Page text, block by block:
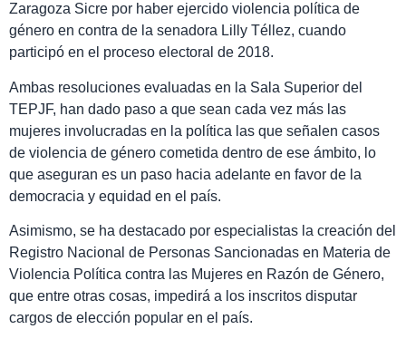
Zaragoza Sicre por haber ejercido violencia política de
género en contra de la senadora Lilly Téllez, cuando
participó en el proceso electoral de 2018.
Ambas resoluciones evaluadas en la Sala Superior del
TEPJF, han dado paso a que sean cada vez más las
mujeres involucradas en la política las que señalen casos
de violencia de género cometida dentro de ese ámbito, lo
que aseguran es un paso hacia adelante en favor de la
democracia y equidad en el país.
Asimismo, se ha destacado por especialistas la creación del
Registro Nacional de Personas Sancionadas en Materia de
Violencia Política contra las Mujeres en Razón de Género,
que entre otras cosas, impedirá a los inscritos disputar
cargos de elección popular en el país.